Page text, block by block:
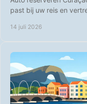
past bij uw reis en
14 juli 2026